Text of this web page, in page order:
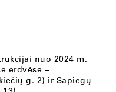
nuo 2024 m.
erdvėse –
g. 2) ir Sapiegų